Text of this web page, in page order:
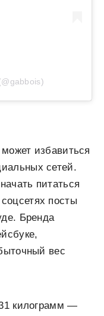
избавиться
сетей.
питаться
посты
Бренда
вес
килограмм —